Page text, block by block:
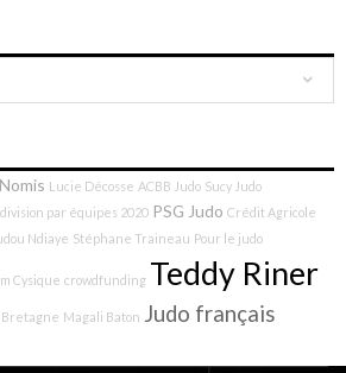
Lucie Décosse ACBB Judo Sucy Judo
par équipes 2020 PSG Judo Crédit Agricole
Ndiaye Stéphane Traineau Pour le judo
Cysique crowdfunding Teddy Riner
Bretagne Magali Baton Judo français